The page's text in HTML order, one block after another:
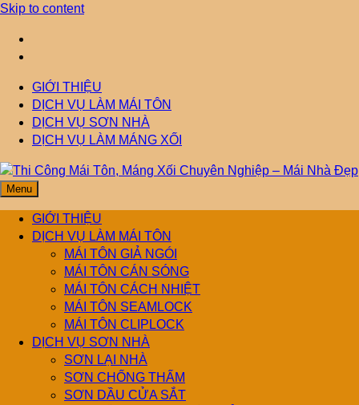
Skip to content
GIỚI THIỆU
DỊCH VỤ LÀM MÁI TÔN
DỊCH VỤ SƠN NHÀ
DỊCH VỤ LÀM MÁNG XỐI
Thi Công Mái Tôn,
Máng Xối Chuyên
Nghiệp – Mái Nhà
Đẹp
Mái Nhà Đẹp chuyên làm mái tôn, máng xối chống thấm, thoát
nước hiệu quả. Đội ngũ lành nghề – bảo hành dài hạn – tư vấn
miễn phí.
Menu
GIỚI THIỆU
DỊCH VỤ LÀM MÁI TÔN
MÁI TÔN GIẢ NGÓI
MÁI TÔN CÁN SÓNG
MÁI TÔN CÁCH NHIỆT
MÁI TÔN SEAMLOCK
MÁI TÔN CLIPLOCK
DỊCH VỤ SƠN NHÀ
SƠN LẠI NHÀ
SƠN CHỐNG THẤM
SƠN DẦU CỬA SẮT